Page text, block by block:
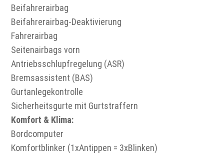
Beifahrerairbag
Beifahrerairbag-Deaktivierung
Fahrerairbag
Seitenairbags vorn
Antriebsschlupfregelung (ASR)
Bremsassistent (BAS)
Gurtanlegekontrolle
Sicherheitsgurte mit Gurtstraffern
Komfort & Klima:
Bordcomputer
Komfortblinker (1xAntippen = 3xBlinken)